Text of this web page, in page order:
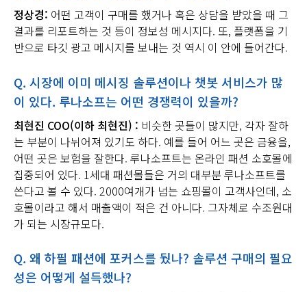
정상경: 어떤 고객이 구매를 했거나 혹은 상담을 받았을 때 그
결과를 리포트하는 것 등이 정보성 메시지다. 또, 플랫폼을 기
반으로 타깃 광고 메시지를 보내는 것 역시 이 안에 들어간다.
Q. 시장에 이미 메시징 솔루션이나 챗봇 서비스가 많
이 있다. 루나소프는 어떤 경쟁력이 있을까?
최현진 COO(이하 최현진) : 비슷한 곳들이 많지만, 각자 잘하
는 부분이 나뉘어져 있기도 하다. 예를 들어 어느 곳은 금융을,
어떤 곳은 보험을 잘한다. 루나소프트는 온라인 패션 소호몰에
집중되어 있다. 1세대 패션몰들은 거의 대부분 루나소프트를
쓴다고 볼 수 있다. 2000여개가 넘는 쇼핑몰이 고객사인데, 소
호몰이라고 해서 매출액이 적은 건 아니다. 그자체로 수조원대
가 되는 시장규모다.
Q. 왜 하필 패션에 포커스를 뒀나? 솔루션 구매의 필요
성은 어떻게 설득했나?